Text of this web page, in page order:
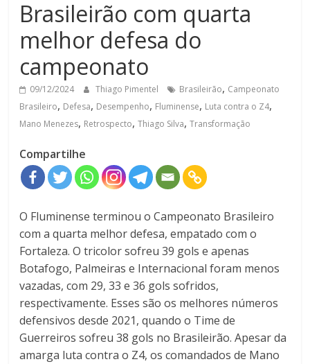
Brasileirão com quarta
melhor defesa do
campeonato
09/12/2024 Thiago Pimentel Brasileirão, Campeonato
Brasileiro, Defesa, Desempenho, Fluminense, Luta contra o Z4,
Mano Menezes, Retrospecto,Thiago Silva,Transformação
Compartilhe
O Fluminense terminou o Campeonato Brasileiro
com a quarta melhor defesa, empatado com o
Fortaleza. O tricolor sofreu 39 gols e apenas
Botafogo, Palmeiras e Internacional foram menos
vazadas, com 29, 33 e 36 gols sofridos,
respectivamente. Esses são os melhores números
defensivos desde 2021, quando o Time de
Guerreiros sofreu 38 gols no Brasileirão. Apesar da
amarga luta contra o Z4, os comandados de Mano